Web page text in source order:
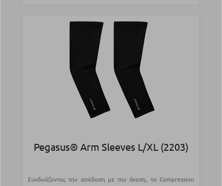
Pegasus® Arm Sleeves L/XL (2203)
Συνδυάζοντας την απόδοση με την άνεση, τα Compression